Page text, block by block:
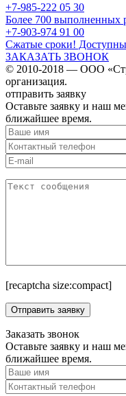
+7-985-222 05 30
Более 700 выполненных
+7-903-974 91 00
Сжатые сроки!
ЗАКАЗАТЬ ЗВОНОК
© 2010-2018 — ООО
организация.
отправить заявку
Оставьте заявку и наш
ближайшее время.
[recaptcha size:compact]
Заказать звонок
Оставьте заявку и наш
ближайшее время.